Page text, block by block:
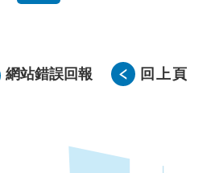
網站錯誤回報 回上頁